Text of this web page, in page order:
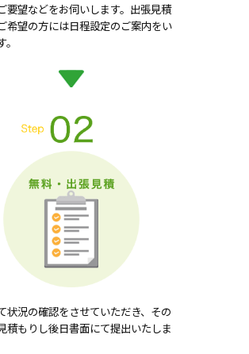
要望などをお伺いします。出張見積
希望の方には日程設定のご案内をい
状況の確認をさせていただき、その
積もりし後日書面にて提出いたしま